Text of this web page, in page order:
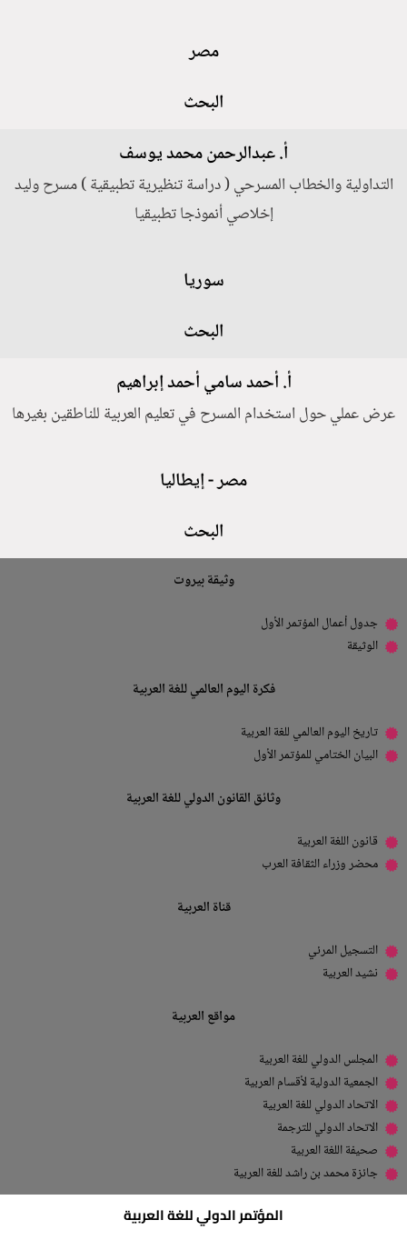
مصر
البحث
أ. عبدالرحمن محمد يوسف
التداولية والخطاب المسرحي ( دراسة تنظيرية تطبيقية ) مسرح وليد
إخلاصي أنموذجا تطبيقيا
سوريا
البحث
أ. أحمد سامي أحمد إبراهيم
عرض عملي حول استخدام المسرح في تعليم العربية للناطقين بغيرها
مصر - إيطاليا
البحث
وثيقة بيروت
جدول أعمال المؤتمر الأول
الوثيقة
فكرة اليوم العالمي للغة العربية
تاريخ اليوم العالمي للغة العربية
البيان الختامي للمؤتمر الأول
وثائق القانون الدولي للغة العربية
قانون اللغة العربية
محضر وزراء الثقافة العرب
قناة العربية
التسجيل المرئي
نشيد العربية
مواقع العربية
المجلس الدولي للغة العربية
الجمعية الدولية لأقسام العربية
الاتحاد الدولي للغة العربية
الاتحاد الدولي للترجمة
صحيفة اللغة العربية
جائزة محمد بن راشد للغة العربية
المؤتمر الدولي للغة العربية